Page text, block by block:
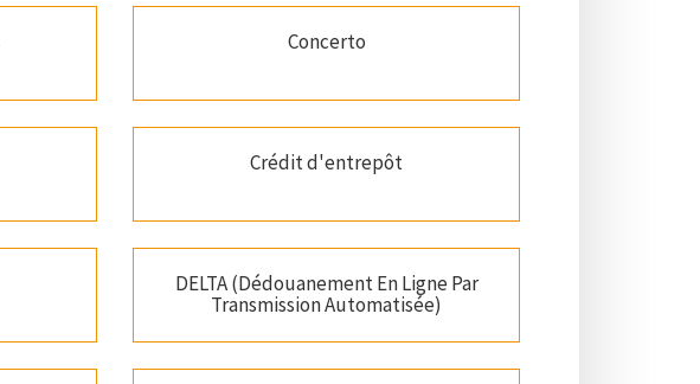
Concerto
Crédit d'entrepôt
DELTA (Dédouanement En Ligne Par
Transmission Automatisée)